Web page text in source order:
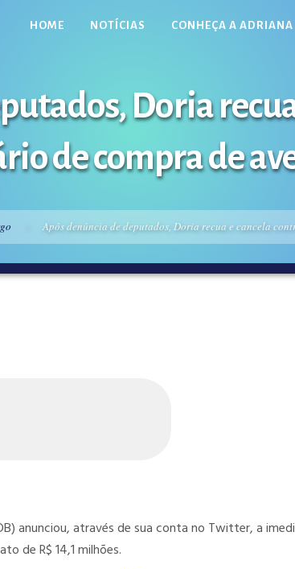
HOME NOTÍCIAS CONHEÇA A ADRIANA
Doria
de compra de
Após denúncia de deputados, Doria recua e cancela
anunciou, através de sua conta no Twitter, a
de R$ 14,1 milhões.